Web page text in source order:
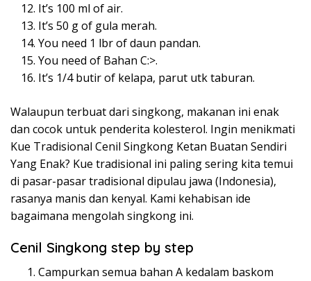
It’s 100 ml of air.
It’s 50 g of gula merah.
You need 1 lbr of daun pandan.
You need of Bahan C:>.
It’s 1/4 butir of kelapa, parut utk taburan.
Walaupun terbuat dari singkong, makanan ini enak
dan cocok untuk penderita kolesterol. Ingin menikmati
Kue Tradisional Cenil Singkong Ketan Buatan Sendiri
Yang Enak? Kue tradisional ini paling sering kita temui
di pasar-pasar tradisional dipulau jawa (Indonesia),
rasanya manis dan kenyal. Kami kehabisan ide
bagaimana mengolah singkong ini.
Cenil Singkong step by step
Campurkan semua bahan A kedalam baskom